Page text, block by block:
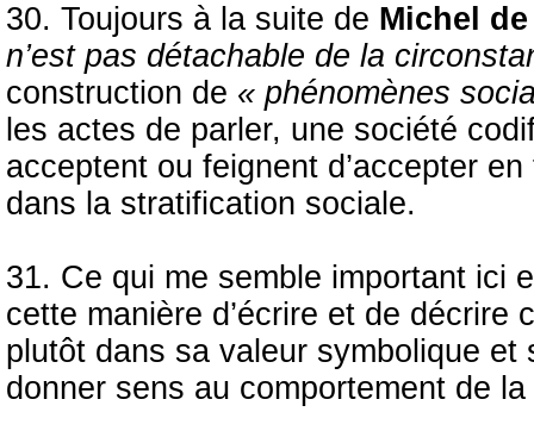
30. Toujours à la suite de Michel
n’est pas détachable de la
construction de « phénomènes
les actes de parler, une société
acceptent ou feignent d’accepter
dans la stratification sociale.
31. Ce qui me semble important ici
cette manière d’écrire et de décrire
plutôt dans sa valeur symbolique et
donner sens au comportement de